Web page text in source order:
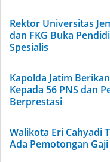
Rektor Universitas
dan FKG Buka
Spesialis
Kapolda Jatim
Kepada 56 PNS dan
Berprestasi
Walikota Eri Cahyadi
Ada Pemotongan